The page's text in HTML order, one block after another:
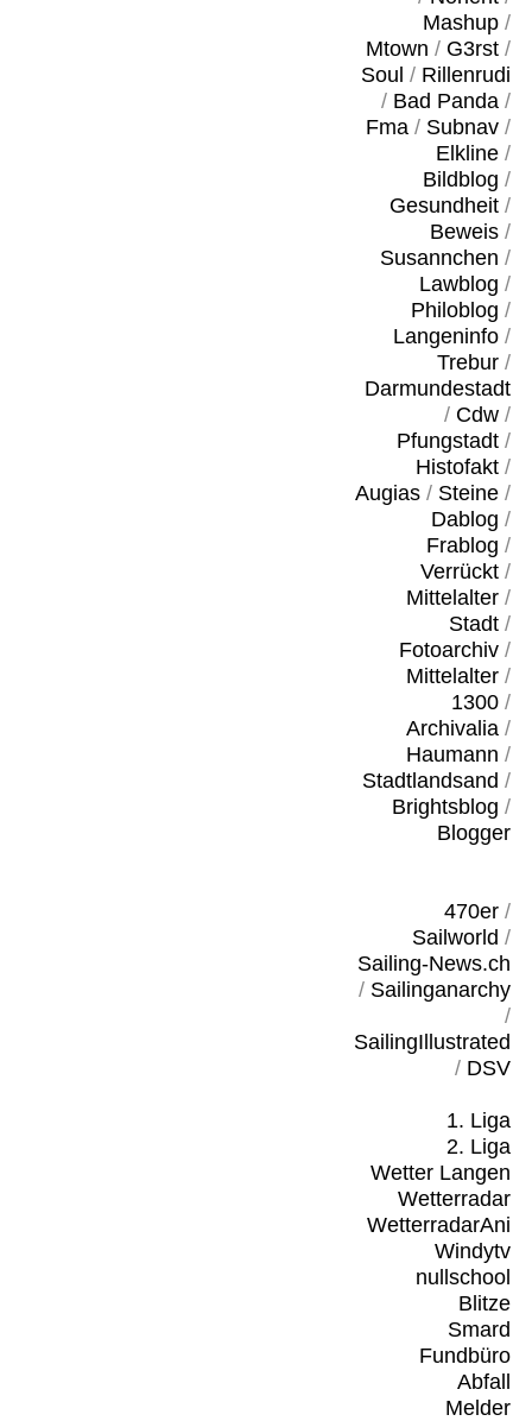
Mashup/
Mtown / G3rst/
Soul / Rillenrudi
/ Bad Panda/
Fma/ Subnav/
Elkline/
Bildblog /
Gesundheit/
Beweis/
Susannchen /
Lawblog /
Philoblog /
Langeninfo/
Trebur/
Darmundestadt
/ Cdw/
Pfungstadt/
Histofakt/
Augias/ Steine/
Dablog /
Frablog /
Verrückt/
Mittelalter/
Stadt/
Fotoarchiv/
Mittelalter/
1300/
Archivalia/
Haumann /
Stadtlandsand /
Brightsblog /
Blogger
470er/
Sailworld /
Sailing-News.ch
/ Sailinganarchy
/
SailingIllustrated
/ DSV
1. Liga
2. Liga
Wetter Langen
Wetterradar
WetterradarAni
Windytv
nullschool
Blitze
Smard
Fundbüro
Abfall
Melder